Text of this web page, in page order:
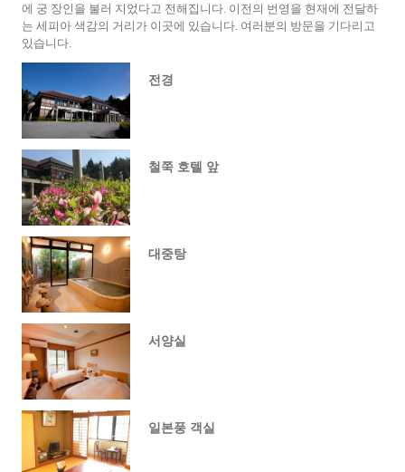
에 궁 장인을 불러 지었다고 전해집니다. 이전의 번영을 현재에 전달하
는 세피아 색감의 거리가 이곳에 있습니다. 여러분의 방문을 기다리고
있습니다.
전경
철쭉 호텔 앞
대중탕
서양실
일본풍 객실